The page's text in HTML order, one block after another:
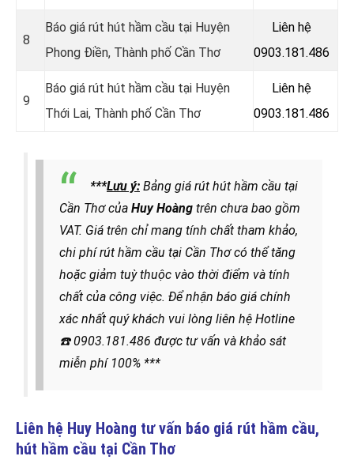
8
Báo giá rút hút hầm cầu tại Huyện
Phong Điền, Thành phố Cần Thơ
Liên hệ
0903.181.486
9
Báo giá rút hút hầm cầu tại Huyện
Thới Lai, Thành phố Cần Thơ
Liên hệ
0903.181.486
***Lưu ý: Bảng giá rút hút hầm cầu tại
Cần Thơ của Huy Hoàng trên chưa bao gồm
VAT. Giá trên chỉ mang tính chất tham khảo,
chi phí rút hầm cầu tại Cần Thơ có thể tăng
hoặc giảm tuỳ thuộc vào thời điểm và tính
chất của công việc. Để nhận báo giá chính
xác nhất quý khách vui lòng liên hệ Hotline
☎️0903.181.486 được tư vấn và khảo sát
miễn phí 100% ***
Liên hệ Huy Hoàng tư vấn báo giá rút hầm cầu,
hút hầm cầu tại Cần Thơ